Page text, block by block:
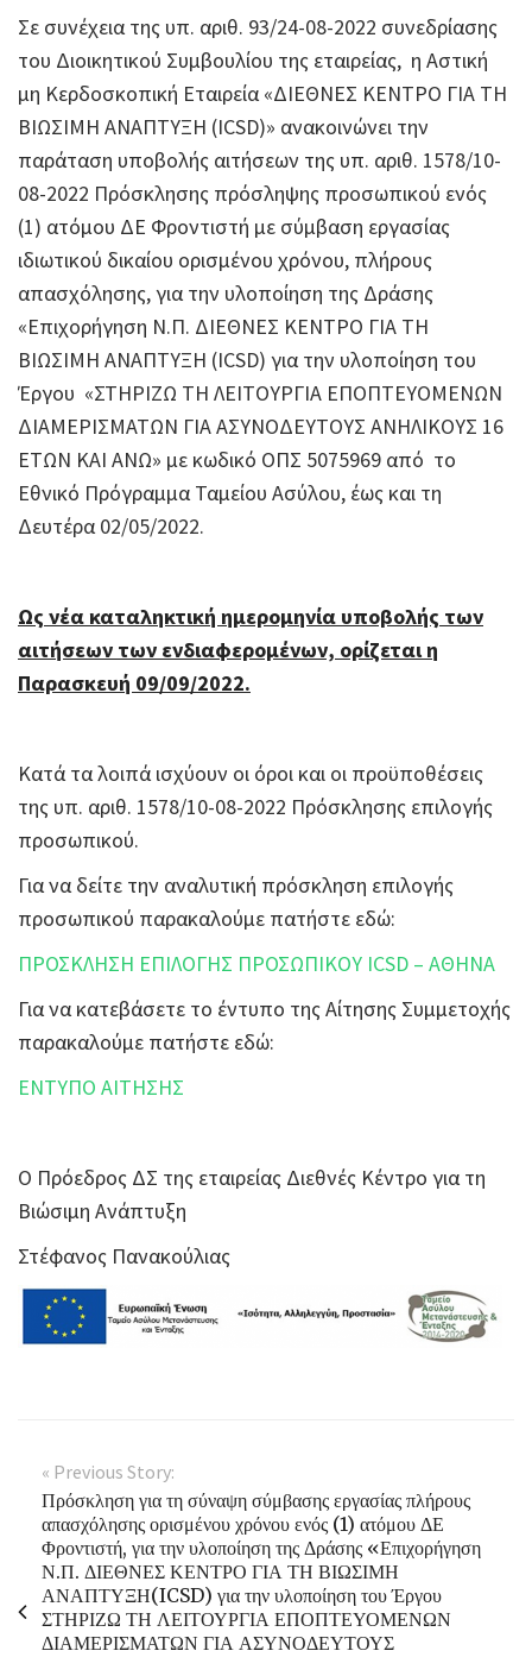
Σε συνέχεια της υπ. αριθ. 93/24-08-2022 συνεδρίασης
του Διοικητικού Συμβουλίου της εταιρείας, η Αστική
μη Κερδοσκοπική Εταιρεία «ΔΙΕΘΝΕΣ ΚΕΝΤΡΟ ΓΙΑ ΤΗ
ΒΙΩΣΙΜΗ ΑΝΑΠΤΥΞΗ (ICSD)» ανακοινώνει την
παράταση υποβολής αιτήσεων της υπ. αριθ. 1578/10-
08-2022 Πρόσκλησης πρόσληψης προσωπικού ενός
(1) ατόμου ΔΕ Φροντιστή με σύμβαση εργασίας
ιδιωτικού δικαίου ορισμένου χρόνου, πλήρους
απασχόλησης, για την υλοποίηση της Δράσης
«Επιχορήγηση Ν.Π. ΔΙΕΘΝΕΣ ΚΕΝΤΡΟ ΓΙΑ ΤΗ
ΒΙΩΣΙΜΗ ΑΝΑΠΤΥΞΗ (ICSD) για την υλοποίηση του
Έργου «ΣΤΗΡΙΖΩ ΤΗ ΛΕΙΤΟΥΡΓΙΑ ΕΠΟΠΤΕΥΟΜΕΝΩΝ
ΔΙΑΜΕΡΙΣΜΑΤΩΝ ΓΙΑ ΑΣΥΝΟΔΕΥΤΟΥΣ ΑΝΗΛΙΚΟΥΣ 16
ΕΤΩΝ ΚΑΙ ΑΝΩ» με κωδικό ΟΠΣ 5075969 από το
Εθνικό Πρόγραμμα Ταμείου Ασύλου, έως και τη
Δευτέρα 02/05/2022.
Ως νέα καταληκτική ημερομηνία υποβολής των
αιτήσεων των ενδιαφερομένων, ορίζεται η
Παρασκευή 09/09/2022.
Κατά τα λοιπά ισχύουν οι όροι και οι προϋποθέσεις
της υπ. αριθ. 1578/10-08-2022 Πρόσκλησης επιλογής
προσωπικού.
Για να δείτε την αναλυτική πρόσκληση επιλογής
προσωπικού παρακαλούμε πατήστε εδώ:
ΠΡΟΣΚΛΗΣΗ ΕΠΙΛΟΓΗΣ ΠΡΟΣΩΠΙΚΟΥ ICSD – ΑΘΗΝΑ
Για να κατεβάσετε το έντυπο της Αίτησης Συμμετοχής
παρακαλούμε πατήστε εδώ:
ΕΝΤΥΠΟ ΑΙΤΗΣΗΣ
Ο Πρόεδρος ΔΣ της εταιρείας Διεθνές Κέντρο για τη
Βιώσιμη Ανάπτυξη
Στέφανος Πανακούλιας
« Previous Story:
Πρόσκληση για τη σύναψη σύμβασης εργασίας πλήρους
απασχόλησης ορισμένου χρόνου ενός (1) ατόμου ΔΕ
Φροντιστή, για την υλοποίηση της Δράσης «Επιχορήγηση
Ν.Π. ΔΙΕΘΝΕΣ ΚΕΝΤΡΟ ΓΙΑ ΤΗ ΒΙΩΣΙΜΗ
ΑΝΑΠΤΥΞΗ(ICSD) για την υλοποίηση του Έργου
ΣΤΗΡΙΖΩ ΤΗ ΛΕΙΤΟΥΡΓΙΑ ΕΠΟΠΤΕΥΟΜΕΝΩΝ
ΔΙΑΜΕΡΙΣΜΑΤΩΝ ΓΙΑ ΑΣΥΝΟΔΕΥΤΟΥΣ